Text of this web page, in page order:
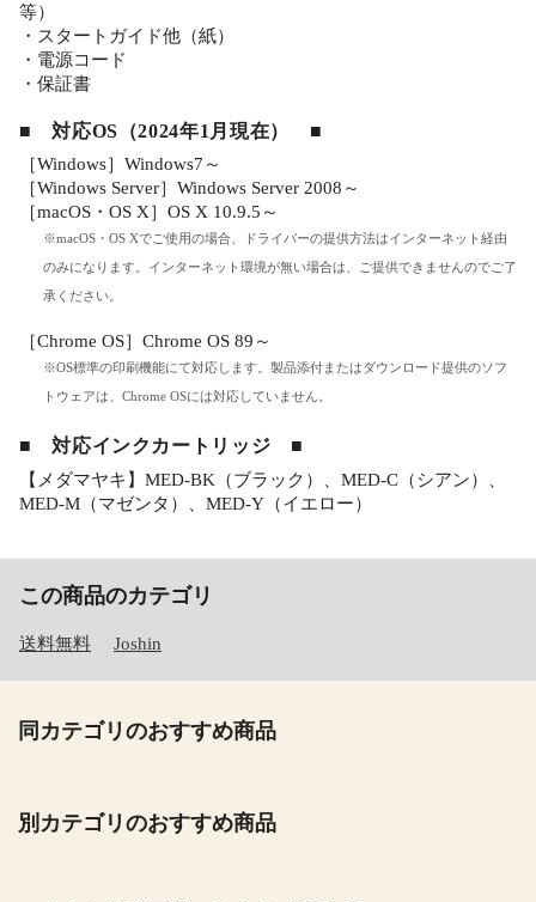
等）
・スタートガイド他（紙）
・電源コード
・保証書
■ 対応OS（2024年1月現在） ■
［Windows］Windows7～
［Windows Server］Windows Server 2008～
［macOS・OS X］OS X 10.9.5～
※macOS・OS Xでご使用の場合、ドライバーの提供方法はインターネット経由
のみになります。インターネット環境が無い場合は、ご提供できませんのでご了
承ください。
［Chrome OS］Chrome OS 89～
※OS標準の印刷機能にて対応します。製品添付またはダウンロード提供のソフ
トウェアは、Chrome OSには対応していません。
■ 対応インクカートリッジ ■
【メダマヤキ】MED-BK（ブラック）、MED-C（シアン）、
MED-M（マゼンタ）、MED-Y（イエロー）
この商品のカテゴリ
送料無料 Joshin
同カテゴリのおすすめ商品
別カテゴリのおすすめ商品